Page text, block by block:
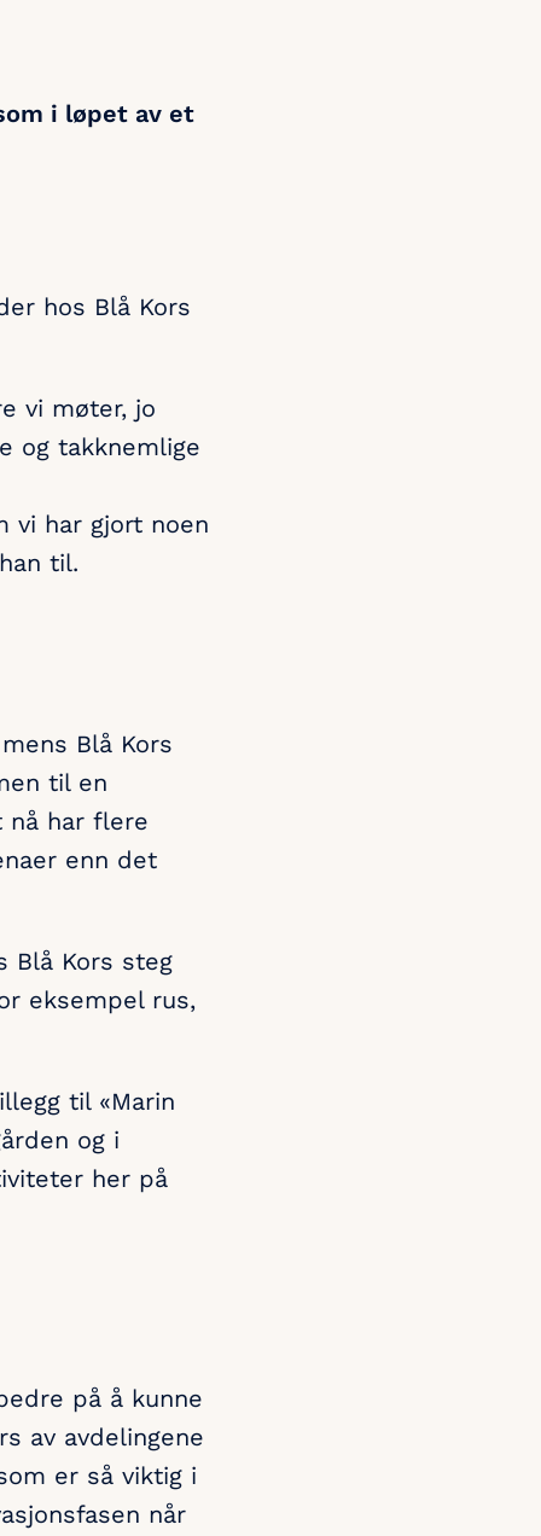
i løpet av et
hos Blå Kors
vi møter, jo
og takknemlige
vi har gjort noen
til.
Blå Kors
til en
nå har flere
enn det
Blå Kors steg
eksempel rus,
til «Marin
og i
her på
på å kunne
av avdelingene
er så viktig i
når